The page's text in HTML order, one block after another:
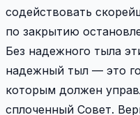
содействовать
по закрытию
Без надежного тыла
надежный тыл — это
которым должен
сплоченный Совет.